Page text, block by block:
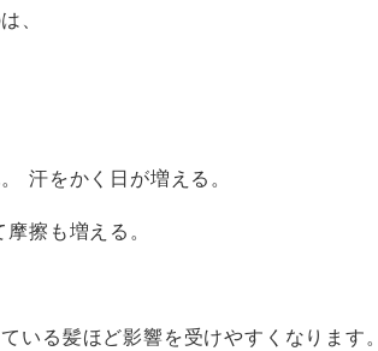
、
汗をかく日が増える。
擦も増える。
いる髪ほど影響を受けやすくなります。